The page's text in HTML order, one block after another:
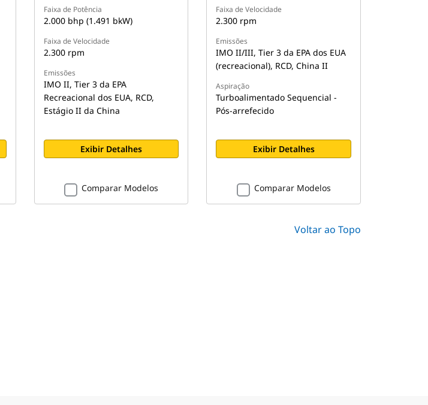
Faixa de Potência
2.000 bhp (1.491 bkW)
Faixa de Velocidade
2.300 rpm
Emissões
IMO II, Tier 3 da EPA
Recreacional dos EUA, RCD,
Estágio II da China
Exibir Detalhes
Comparar Modelos
Faixa de Velocidade
2.300 rpm
Emissões
IMO II/III, Tier 3 da EPA dos EUA
(recreacional), RCD, China II
Aspiração
Turboalimentado Sequencial -
Pós-arrefecido
Exibir Detalhes
Comparar Modelos
Voltar ao Topo